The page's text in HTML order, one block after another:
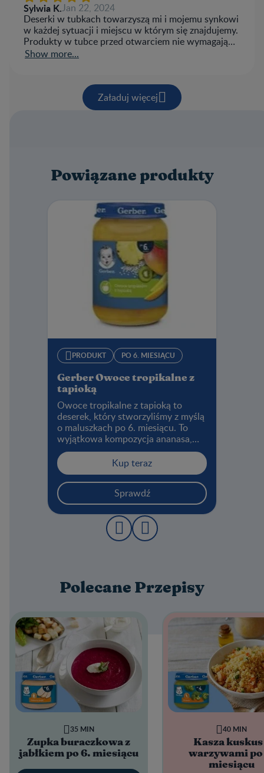
Sylwia K.Jan 22, 2024
Deserki w tubkach towarzyszą mi i mojemu synkowi
w każdej sytuacji i miejscu w którym się znajdujemy.
Produkty w tubce przed otwarciem nie wymagają
przechowywania w lodówce co pozwala na to, że
Show more...
Załaduj więcej
Powiązane produkty
PRODUKT PO 6. MIESIĄCU
Gerber Owoce tropikalne z
tapioką
Owoce tropikalne z tapioką to
deserek, który stworzyliśmy z myślą
o maluszkach po 6. miesiącu. To
wyjątkowa kompozycja ananasa,
mango, kiwi oraz tapioki, dzięki
której Twoje dziecko może poznać
smak egzotycznych owoców.
Przekonaj się, czy mały smakosz
polubi to ciekawe połączenie.
Kup teraz
Sprawdź
Polecane Przepisy
Zupka buraczkowa z
jabłkiem po 6. miesiącu
35 MIN
Kasza kuskus
warzywami po
miesiącu
40 MIN